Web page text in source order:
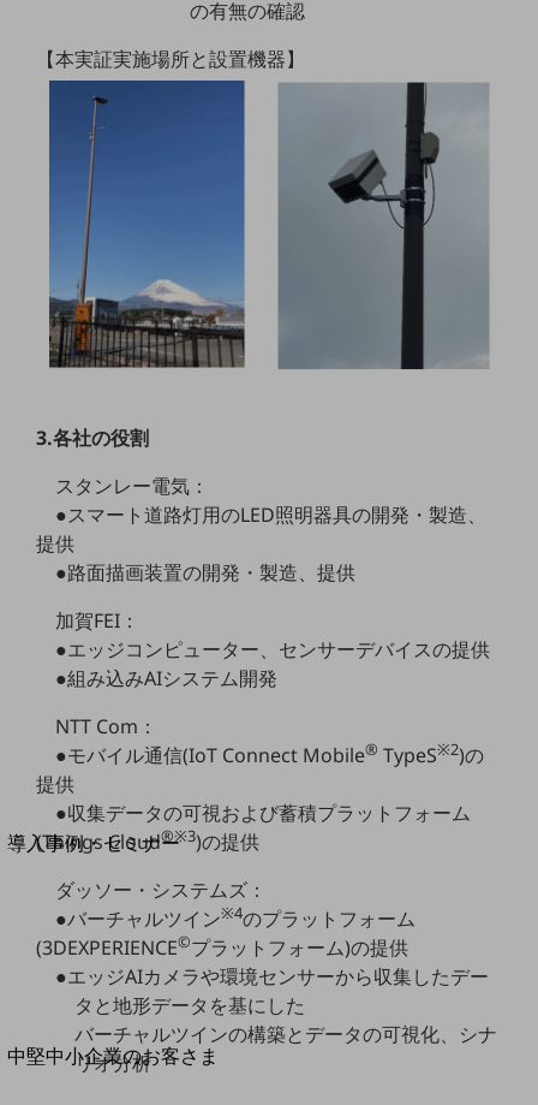
通信モジュール製品
衛星携帯電話
IOT完了済みメーカーブランド製品
ドコモBiz データ無制限 ドコモ MAX ドコモ mini ドコモBiz かけ放題
ケータイプラン
5Gデータプラス
IoT向け回線料金
home5Gプラン
モバイルサービス
端末の一元管理
セキュリティ
運用保守・故障紛失サポート
回線・ネットワーク
お手続き
別ウィンドウで開きます
サービスをご利用中のお客さま
導入事例・セミナー
最新の導入事例や注目の導入事例をご紹介します
セミナー
開催・出展する各種セミナー、イベント情報をご紹介します
別ウィンドウで開きます
中堅中小企業のお客さま
の有無の確認
【本実証実施場所と設置機器】
3.各社の役割
スタンレー電気：
●スマート道路灯用のLED照明器具の開発・製造、
提供
●路面描画装置の開発・製造、提供
加賀FEI：
●エッジコンピューター、センサーデバイスの提供
●組み込みAIシステム開発
NTT Com：
●モバイル通信(IoT Connect Mobile® TypeS※2)の
提供
●収集データの可視および蓄積プラットフォーム
(Things Cloud®※3)の提供
ダッソー・システムズ：
●バーチャルツイン※4のプラットフォーム
(3DEXPERIENCE©プラットフォーム)の提供
●エッジAIカメラや環境センサーから収集したデー
タと地形データを基にした
バーチャルツインの構築とデータの可視化、シナ
リオ分析